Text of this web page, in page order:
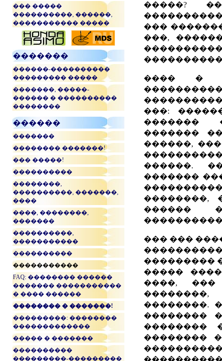
��� �����
����������, ������,
����������� �����
�������
������-����������
��������� �����
�������, �����-
������ � ����������
��������
������
�������
�������� �������!
��� �����!
����������
��������,
����������, �������,
����
����, ��������,
�������
����������,
�����������
����������
�����������
FAQ: �������� ������
������� �����������
� ���� ������
�������� � �������!
���������: ��������
�������������
����� � �������
����������
���������-���������
�����?
���
���,
���� �
���:
�������
�������
������,
������.
�������
��������,
������
��� ���
���������
�����
����, ���
��������.
��������
��������
��������